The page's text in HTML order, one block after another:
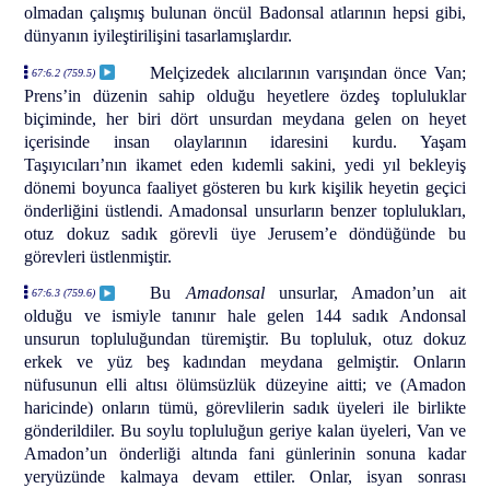
olmadan çalışmış bulunan öncül Badonsal atlarının hepsi gibi,
dünyanın iyileştirilişini tasarlamışlardır.
67:6.2 (759.5)
Melçizedek alıcılarının varışından önce Van;
Prens’in düzenin sahip olduğu heyetlere özdeş topluluklar
biçiminde, her biri dört unsurdan meydana gelen on heyet
içerisinde insan olaylarının idaresini kurdu. Yaşam
Taşıyıcıları’nın ikamet eden kıdemli sakini, yedi yıl bekleyiş
dönemi boyunca faaliyet gösteren bu kırk kişilik heyetin geçici
önderliğini üstlendi. Amadonsal unsurların benzer toplulukları,
otuz dokuz sadık görevli üye Jerusem’e döndüğünde bu
görevleri üstlenmiştir.
67:6.3 (759.6) Bu Amadonsalunsurlar, Amadon’un ait
olduğu ve ismiyle tanınır hale gelen 144 sadık Andonsal
unsurun topluluğundan türemiştir. Bu topluluk, otuz dokuz
erkek ve yüz beş kadından meydana gelmiştir. Onların
nüfusunun elli altısı ölümsüzlük düzeyine aitti; ve (Amadon
haricinde) onların tümü, görevlilerin sadık üyeleri ile birlikte
gönderildiler. Bu soylu topluluğun geriye kalan üyeleri, Van ve
Amadon’un önderliği altında fani günlerinin sonuna kadar
yeryüzünde kalmaya devam ettiler. Onlar, isyan sonrası